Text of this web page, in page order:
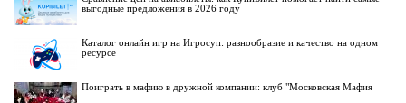
выгодные предложения в 2026 году
Каталог онлайн игр на Игросуп: разнообразие и качество на одном
ресурсе
Поиграть в мафию в дружной компании: клуб "Московская Мафия